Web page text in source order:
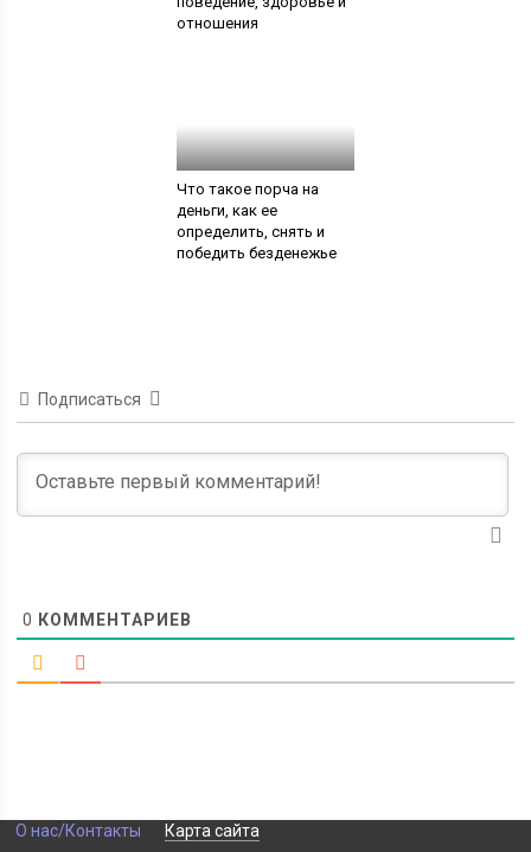
отношения
Что такое порча на
деньги, как ее
определить, снять и
победить безденежье
Подписаться
0 КОММЕНТАРИЕВ
О нас/Контакты Карта сайта